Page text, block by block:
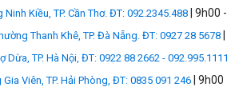
Lưu giữ thế giới 360° với chi tiết sắc
Kiều, TP. Cần Thơ. ĐT: 092.2345.488 | 9h00
Thanh Khê, TP. Đà Nẵng. ĐT: 0927 28 5678
Dừa, TP. Hà Nội, ĐT: 0922 88 2662 - 092.995.1111
Gia Viên, TP. Hải Phòng, ĐT: 0835 091 246 |